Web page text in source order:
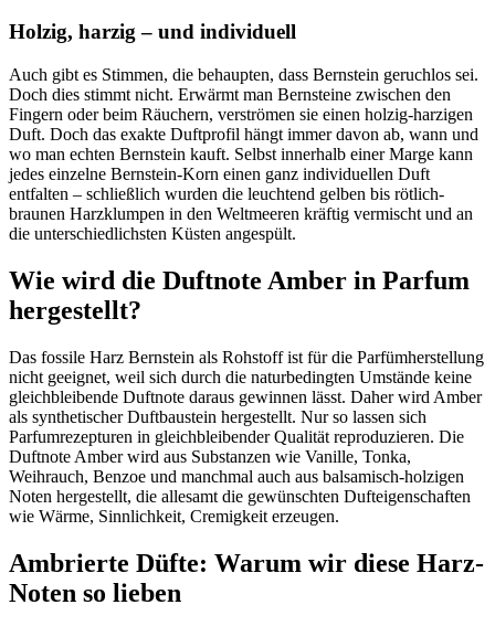
Holzig, harzig – und individuell
Auch gibt es Stimmen, die behaupten, dass Bernstein geruchlos sei.
Doch dies stimmt nicht. Erwärmt man Bernsteine zwischen den
Fingern oder beim Räuchern, verströmen sie einen holzig-harzigen
Duft. Doch das exakte Duftprofil hängt immer davon ab, wann und
wo man echten Bernstein kauft. Selbst innerhalb einer Marge kann
jedes einzelne Bernstein-Korn einen ganz individuellen Duft
entfalten – schließlich wurden die leuchtend gelben bis rötlich-
braunen Harzklumpen in den Weltmeeren kräftig vermischt und an
die unterschiedlichsten Küsten angespült.
Wie wird die Duftnote Amber in Parfum
hergestellt?
Das fossile Harz Bernstein als Rohstoff ist für die Parfümherstellung
nicht geeignet, weil sich durch die naturbedingten Umstände keine
gleichbleibende Duftnote daraus gewinnen lässt. Daher wird Amber
als synthetischer Duftbaustein hergestellt. Nur so lassen sich
Parfumrezepturen in gleichbleibender Qualität reproduzieren. Die
Duftnote Amber wird aus Substanzen wie Vanille, Tonka,
Weihrauch, Benzoe und manchmal auch aus balsamisch-holzigen
Noten hergestellt, die allesamt die gewünschten Dufteigenschaften
wie Wärme, Sinnlichkeit, Cremigkeit erzeugen.
Ambrierte Düfte: Warum wir diese Harz-
Noten so lieben